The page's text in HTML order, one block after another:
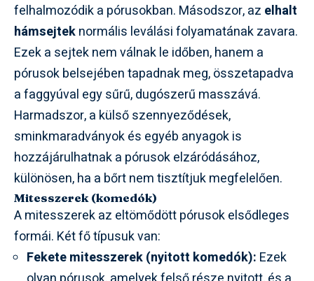
felhalmozódik a pórusokban. Másodszor, az elhalt
hámsejteknormális leválási folyamatának zavara.
Ezek a sejtek nem válnak le időben, hanem a
pórusok belsejében tapadnak meg, összetapadva
a faggyúval egy sűrű, dugószerű masszává.
Harmadszor, a külső szennyeződések,
sminkmaradványok és egyéb anyagok is
hozzájárulhatnak a pórusok elzáródásához,
különösen, ha a bőrt nem tisztítjuk megfelelően.
Mitesszerek (komedók)
A mitesszerek az eltömődött pórusok elsődleges
formái. Két fő típusuk van:
Fekete mitesszerek (nyitott komedók): Ezek